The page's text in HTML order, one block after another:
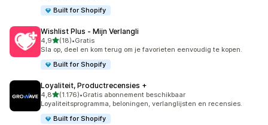
Built for Shopify
Wishlist Plus ‑ Mijn Verlangli
4,9van 5 sterren
(18)
18 recensies in totaal
•Gratis
Sla op, deel en kom terug om je favorieten eenvoudig te kopen.
Built for Shopify
Loyaliteit, Productrecensies +
4,8van 5 sterren
(1.176)
1176 recensies in totaal
•Gratis abonnement beschikbaar
Loyaliteitsprogramma, beloningen, verlanglijsten en recensies.
Built for Shopify